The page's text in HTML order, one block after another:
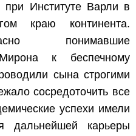
при Институте Варли в
краю континента.
понимавшие
Мирона к беспечному
сына строгими
сосредоточить все
успехи имели
дальнейшей карьеры